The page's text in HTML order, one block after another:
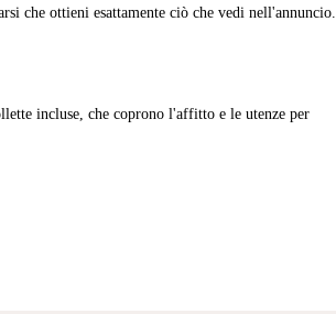
che ottieni esattamente ciò che vedi nell'annuncio.
incluse, che coprono l'affitto e le utenze per